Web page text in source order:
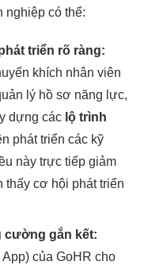
nghiệp có thể:
triển rõ ràng:
khích nhân viên
lý hồ sơ năng lực,
dựng các lộ trình
phát triển các kỹ
này trực tiếp giảm
thấy cơ hội phát triển
cường gắn kết:
của GoHR cho